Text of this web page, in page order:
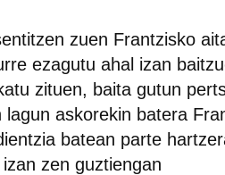
zuen Frantzisko
ezagutu ahal izan
zituen, baita gutun
askorekin batera
batean parte
zen guztiengan